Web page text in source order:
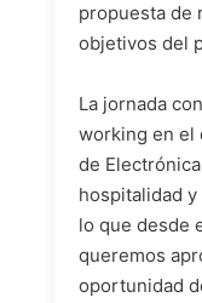
propuesta de
objetivos del
La jornada
working en el
de
hospitalidad
lo que desde
queremos
oportunidad